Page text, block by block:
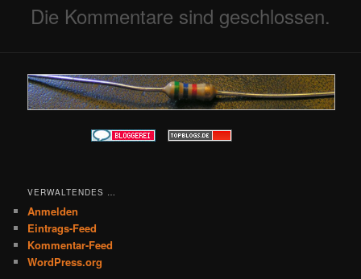
Die Kommentare sind geschlossen.
VERWALTENDES …
Anmelden
Eintrags-Feed
Kommentar-Feed
WordPress.org